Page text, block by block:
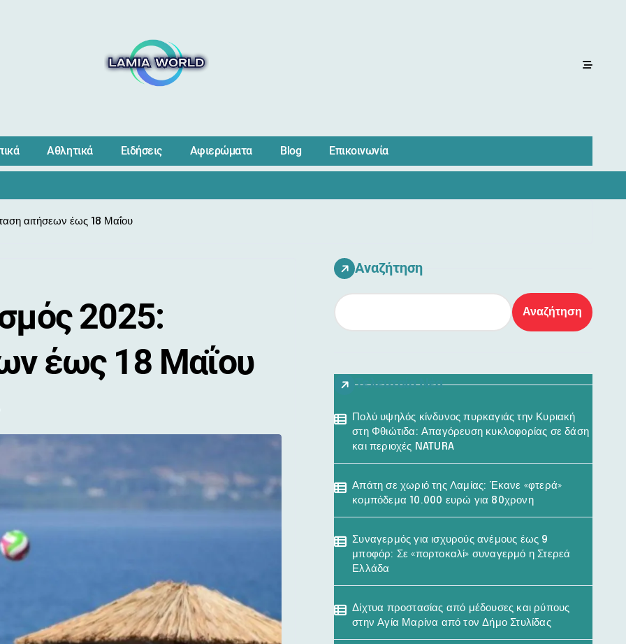
Αθλητικά Ειδήσεις Αφιερώματα Blog Επικοινωνία
αιτήσεων έως 18 Μαΐου
2025:
έως 18 Μαΐου
Αναζήτηση
Αναζήτηση
Τελευταία Νέα
Πολύ υψηλός κίνδυνος πυρκαγιάς την Κυριακή
στη Φθιώτιδα: Απαγόρευση κυκλοφορίας σε δάση
και περιοχές NATURA
Απάτη σε χωριό της Λαμίας: Έκανε «φτερά»
κομπόδεμα 10.000 ευρώ για 80χρονη
Συναγερμός για ισχυρούς ανέμους έως 9
μποφόρ: Σε «πορτοκαλί» συναγερμό η Στερεά
Ελλάδα
Δίχτυα προστασίας από μέδουσες και ρύπους
στην Αγία Μαρίνα από τον Δήμο Στυλίδας